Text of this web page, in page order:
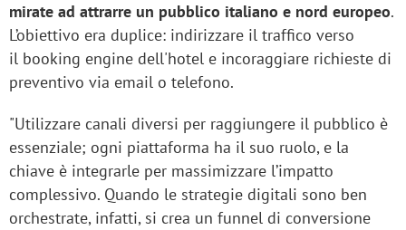
mirate ad attrarre un pubblico italiano e nord europeo.
L’obiettivo era duplice: indirizzare il traffico verso
il booking engine dell'hotel e incoraggiare richieste di
preventivo via email o telefono.
"Utilizzare canali diversi per raggiungere il pubblico è
essenziale; ogni piattaforma ha il suo ruolo, e la
chiave è integrarle per massimizzare l’impatto
complessivo. Quando le strategie digitali sono ben
orchestrate, infatti, si crea un funnel di conversione